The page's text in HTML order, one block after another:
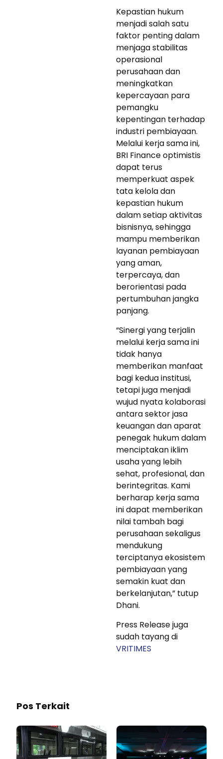
Kepastian hukum
menjadi salah satu
faktor penting dalam
menjaga stabilitas
operasional
perusahaan dan
meningkatkan
kepercayaan para
pemangku
kepentingan terhadap
industri pembiayaan.
Melalui kerja sama ini,
BRI Finance optimistis
dapat terus
memperkuat aspek
tata kelola dan
kepastian hukum
dalam setiap aktivitas
bisnisnya, sehingga
mampu memberikan
layanan pembiayaan
yang aman,
terpercaya, dan
berorientasi pada
pertumbuhan jangka
panjang.
“Sinergi yang terjalin
melalui kerja sama ini
tidak hanya
memberikan manfaat
bagi kedua institusi,
tetapi juga menjadi
wujud nyata kolaborasi
antara sektor jasa
keuangan dan aparat
penegak hukum dalam
menciptakan iklim
usaha yang lebih
sehat, profesional, dan
berintegritas. Kami
berharap kerja sama
ini dapat memberikan
nilai tambah bagi
perusahaan sekaligus
mendukung
terciptanya ekosistem
pembiayaan yang
semakin kuat dan
berkelanjutan,” tutup
Dhani.
Press Release juga
sudah tayang di
VRITIMES
Pos Terkait